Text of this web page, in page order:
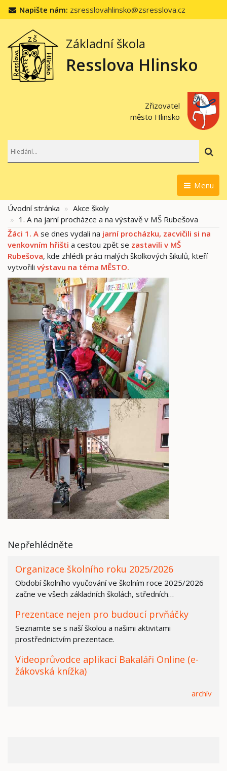
Napište nám: zsresslovahlinsko@zsresslova.cz
Základní škola
Resslova Hlinsko
Zřizovatel
město Hlinsko
Menu
Úvodní stránka
Akce školy
1. A na jarní procházce a na výstavě v MŠ Rubešova
Žáci 1. A se dnes vydali na jarní procházku, zacvičili si na
venkovním hřišti a cestou zpět se zastavili v MŠ
Rubešova, kde zhlédli práci malých školkových šikulů, kteří
vytvořili výstavu na téma MĚSTO.
Nepřehlédněte
Organizace školního roku 2025/2026
Období školního vyučování ve školním roce 2025/2026
začne ve všech základních školách, středních…
Prezentace nejen pro budoucí prvňáčky
Seznamte se s naší školou a našimi aktivitami
prostřednictvím prezentace.
Videoprůvodce aplikací Bakaláři Online (e-
žákovská knížka)
archív